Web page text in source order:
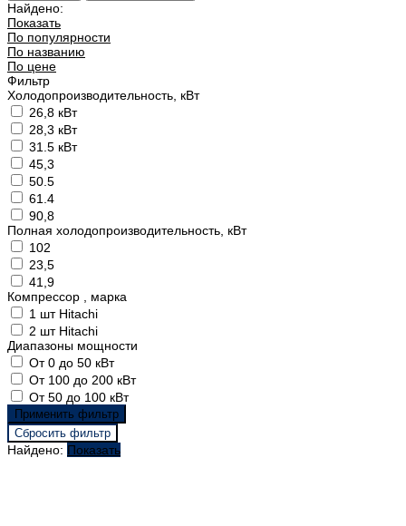
Найдено:
Показать
По популярности
По названию
По цене
Фильтр
Холодопроизводительность, кВт
26,8 кВт
28,3 кВт
31.5 кВт
45,3
50.5
61.4
90,8
Полная холодопроизводительность, кВт
102
23,5
41,9
Компрессор , марка
1 шт Hitachi
2 шт Hitachi
Диапазоны мощности
От 0 до 50 кВт
От 100 до 200 кВт
От 50 до 100 кВт
Найдено: Показать